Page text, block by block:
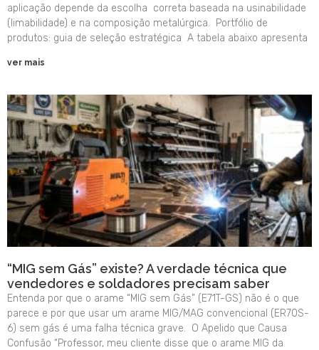
aplicação depende da escolha correta baseada na usinabilidade
(limabilidade) e na composição metalúrgica. Portfólio de
produtos: guia de seleção estratégica A tabela abaixo apresenta
ver mais
“MIG sem Gás” existe? A verdade técnica que
vendedores e soldadores precisam saber
Entenda por que o arame “MIG sem Gás” (E71T-GS) não é o que
parece e por que usar um arame MIG/MAG convencional (ER70S-
6) sem gás é uma falha técnica grave. O Apelido que Causa
Confusão “Professor, meu cliente disse que o arame MIG da